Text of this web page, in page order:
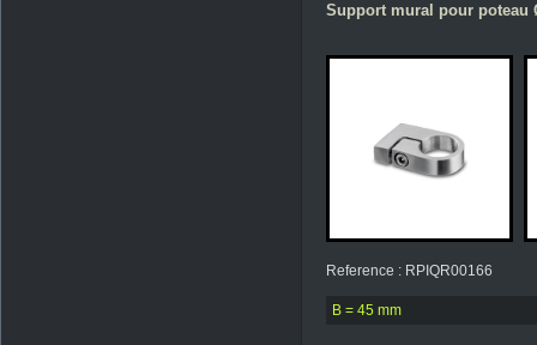
Support mural pour poteau
Reference : RPIQR00166
B = 45 mm